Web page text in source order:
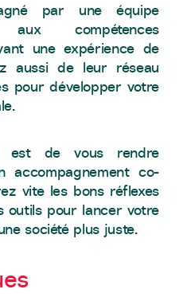
par une équipe
compétences
une expérience de
aussi de leur réseau
pour développer votre
est de vous rendre
accompagnement co-
vite les bons réflexes
outils pour lancer votre
société plus juste.